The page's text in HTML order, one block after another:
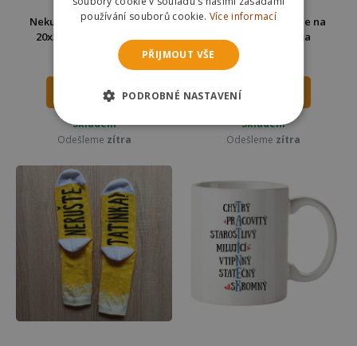
Nekupto Plechová cedule
20x30cm - Tátova dílna
299 Kč
DO KOŠÍKU
Skladem
Odešleme zítra
Nekupto DC7 Sklenice na
pivo - Nejlepší táta
279 Kč
Skladem
Odešleme zítra
používání souborů cookie. Více informací
PŘIJMOUT VŠE
PODROBNÉ NASTAVENÍ